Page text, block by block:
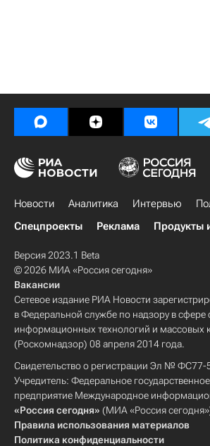
Новости Аналитика Интервью
Спецпроекты
Реклама Продукты
Версия 2023.1 Beta
© 2026 МИА «Россия сегодня»
Вакансии
Сетевое издание РИА Новости
в Федеральной службе по надзору в сфере
информационных технологий и массовых
(Роскомнадзор) 08 апреля 2014 года.
Свидетельство о регистрации Эл № ФС77-
Учредитель: Федеральное
предприятие Международное
«Россия сегодня» (МИА «Россия
Правила использования материалов
Политика конфиденциальности